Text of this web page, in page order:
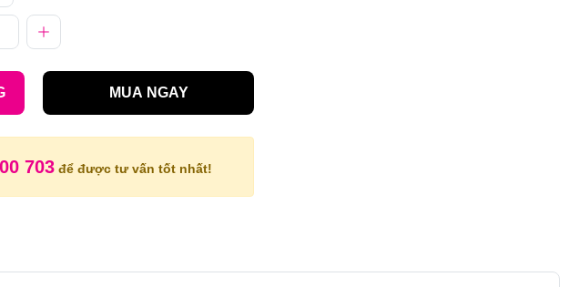
MUA NGAY
703 để được tư vấn tốt nhất!